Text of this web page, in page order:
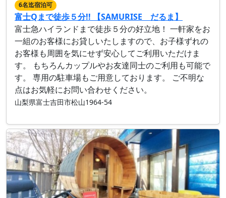
6名迄宿泊可
富士Qまで徒歩５分!! 【SAMURISE だるま】
富士急ハイランドまで徒歩５分の好立地！ 一軒家をお
一組のお客様にお貸しいたしますので、お子様ずれの
お客様も周囲を気にせず安心してご利用いただけま
す。 もちろんカップルやお友達同士のご利用も可能で
す。 専用の駐車場もご用意しております。 ご不明な
点はお気軽にお問い合わせください。
山梨県富士吉田市松山1964-54